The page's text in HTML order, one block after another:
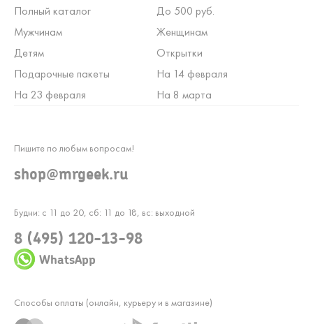
Полный каталог
До 500 руб.
Мужчинам
Женщинам
Детям
Открытки
Подарочные пакеты
На 14 февраля
На 23 февраля
На 8 марта
Будни: с 11 до 20, сб: 11 до 18, вс: выходной
8 (495) 120-13-98
WhatsApp
Пишите по любым вопросам!
shop@mrgeek.ru
Способы оплаты (онлайн, курьеру и в магазине)